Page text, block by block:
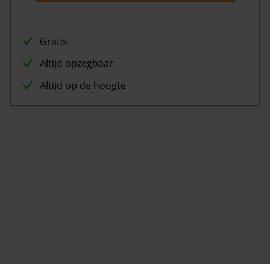
Gratis
Altijd opzegbaar
Altijd op de hoogte